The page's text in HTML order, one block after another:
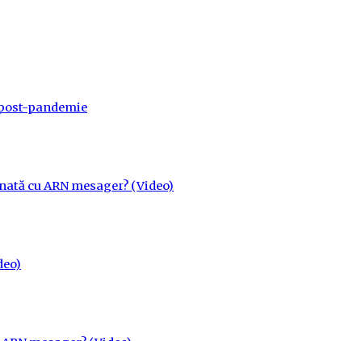
pandemie
cu ARN mesager? (Video)